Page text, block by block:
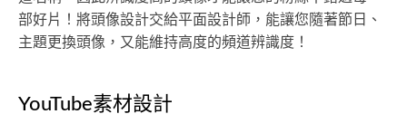
部好片！將頭像設計交給平面設計師，能讓您隨著節日、
主題更換頭像，又能維持高度的頻道辨識度！
YouTube素材設計